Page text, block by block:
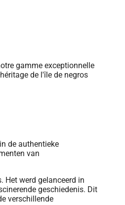
Het werd gelanceerd in
geschiedenis. Dit
verschillende